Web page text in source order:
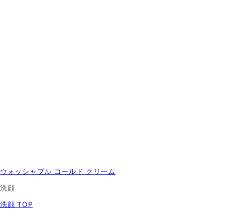
ウォッシャブル コールド クリーム
洗顔
洗顔 TOP